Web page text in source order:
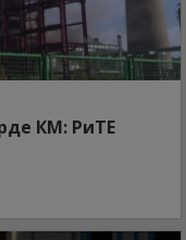
КМ: РиТЕ